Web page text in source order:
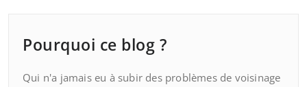
Pourquoi ce blog ?
Qui n'a jamais eu à subir des problèmes de voisinage